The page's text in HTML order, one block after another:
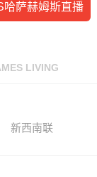
哈萨赫姆斯直播
LIVING
新西南联